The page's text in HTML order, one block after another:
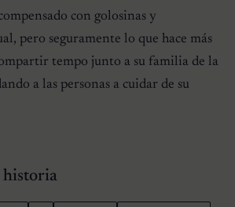
con golosinas y
pero seguramente lo que hace más
tempo junto a su familia de la
a las personas a cuidar de su
historia